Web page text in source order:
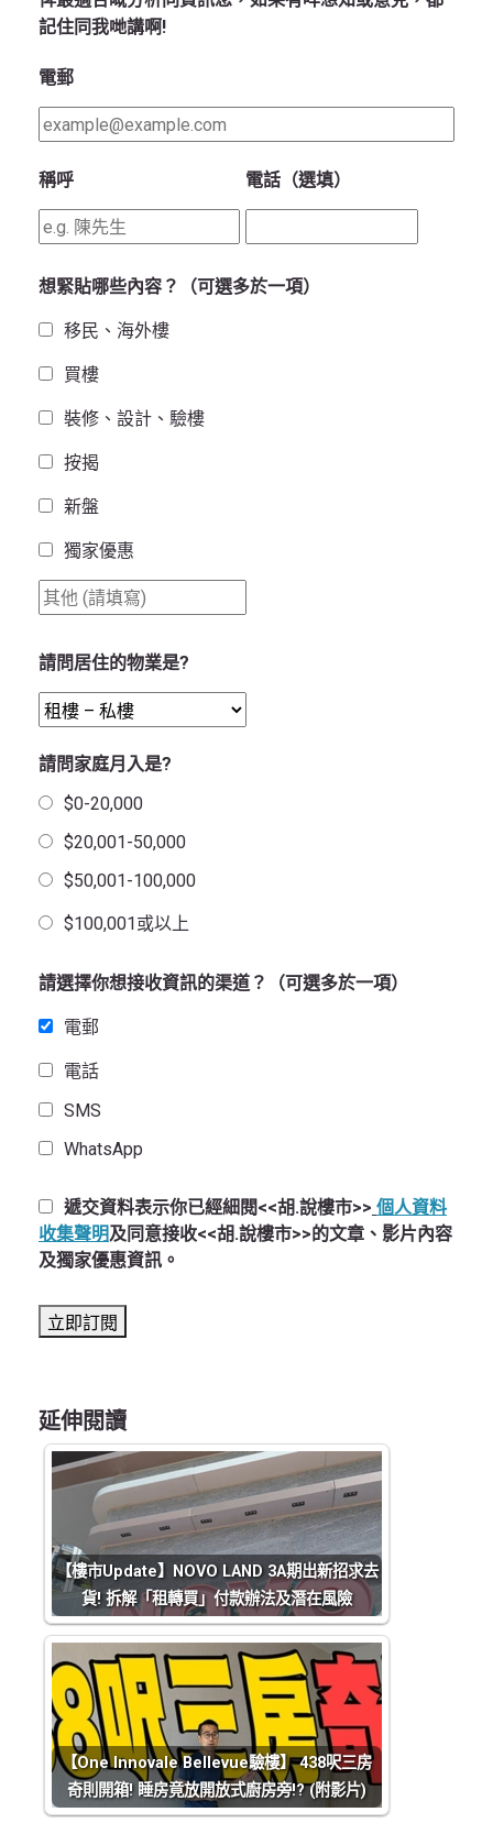
記住同我哋講啊!
電郵
稱呼 電話（選填）
想緊貼哪些內容？（可選多於一項）
移民、海外樓
買樓
裝修、設計、驗樓
按揭
新盤
獨家優惠
請問居住的物業是?
請問家庭月入是?
$0-20,000
$20,001-50,000
$50,001-100,000
$100,001或以上
請選擇你想接收資訊的渠道？（可選多於一項）
電郵
電話
SMS
WhatsApp
遞交資料表示你已經細閱<<胡.說樓市>> 個人資料
收集聲明及同意接收<<胡.說樓市>>的文章、影片內容
及獨家優惠資訊。
延伸閱讀
【樓市Update】NOVO LAND 3A期出新招求去
貨! 拆解「租轉買」付款辦法及潛在風險
【One Innovale Bellevue驗樓】 438呎三房
奇則開箱! 睡房竟放開放式廚房旁!? (附影片)